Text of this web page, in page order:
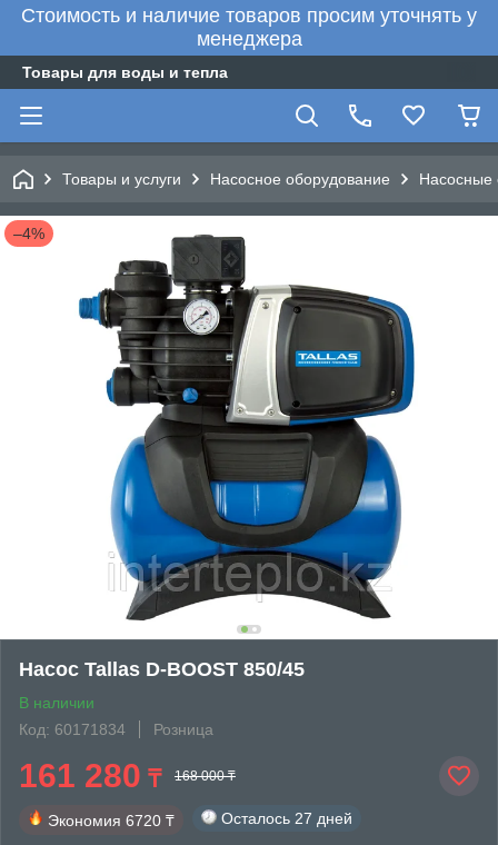
Стоимость и наличие товаров просим уточнять у
менеджера
Товары для воды и тепла
Товары и услуги Насосное оборудование Насосные
–4%
Насос Tallas D-BOOST 850/45
В наличии
Код: 60171834
Розница
161 280 ₸ 168 000 ₸
Экономия 6720 ₸ Осталось 27 дней